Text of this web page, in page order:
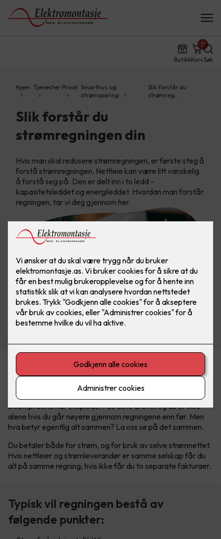
ButikkKurv
0
Søk
Hjem Tjenester Privat Smarthus og
strømsparing
Slik forstår du
strømreg…
Slik forstår du
strømregningen din
Hvis man skal redusere strømregningen, er første steg å
forstå strømregningen. Nettleie kan være litt vanskelig
å forstå seg på. Den er delt inn i to ledd -
kapasitetsleddet og energileddet. Hvordan man forstår
regningen, tar vi deg gjennom her.
Kan være tricky å forstå
strømregningen
Strømprisene har eksplodert de siste årene, og du er ikke
alene hvis du går nøyere gjennom regningene enn før. Men
hva betyr egentlig alt sammen? La oss se på det sammen.
Du betaler både for strøm, og for bruk av selve strømnettet.
Hvis nettleier og strømleverandør er samme selskap får du
alt på samme regning, hvis ikke får du to separate fakturaer.
Typisk vil regningen bestå av
følgende punkter: